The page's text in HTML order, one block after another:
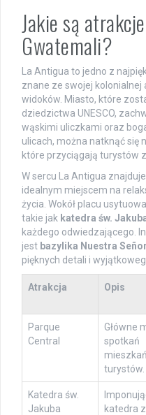
Jakie są
Gwatemali?
La Antigua to jedno z
znane ze swojej
widoków. Miasto, które
dziedzictwa UNESCO,
wąskimi uliczkami oraz
ulicach, można natknąć się
które przyciągają turystów z
W sercu La Antigua
idealnym miejscem na
życia. Wokół placu
takie jak katedra św.
każdego odwiedzającego.
jest bazylika Nuestra
pięknych detali i
Atrakcja Opis
Parque
Central
Główne
spotkań
turystów.
Katedra św.
Jakuba
katedra z